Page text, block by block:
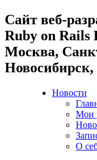
Cайт веб-
Ruby on Rails
Москва,
Новости
Мои
О